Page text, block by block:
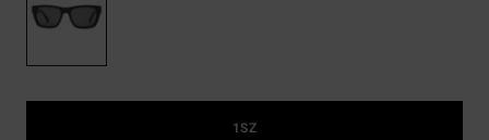
1SZ